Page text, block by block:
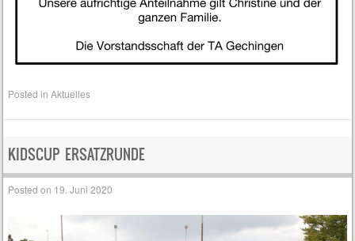
Posted inAktuelles
KIDSCUP ERSATZRUNDE
Posted on 19. Juni 2020